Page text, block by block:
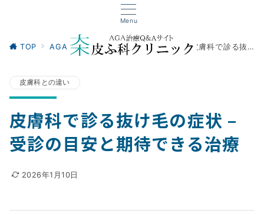
Menu
TOP AGAクリニック 皮膚科との違い 皮膚科で診る抜け毛の症状 – 受診の目安と期待できる治療
皮膚科との違い
皮膚科で診る抜け毛の症状 –
受診の目安と期待できる治療
2026年1月10日